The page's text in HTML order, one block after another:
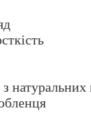
натуральних